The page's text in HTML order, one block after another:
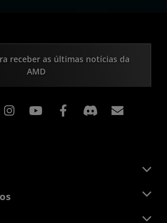
receber as últimas notícias da
AMD
Instagram Facebook